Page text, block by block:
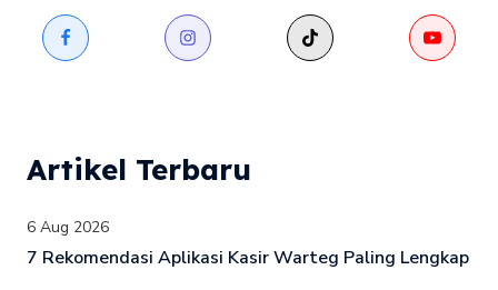
Artikel Terbaru
6 Aug 2026
7 Rekomendasi Aplikasi Kasir Warteg Paling Lengkap